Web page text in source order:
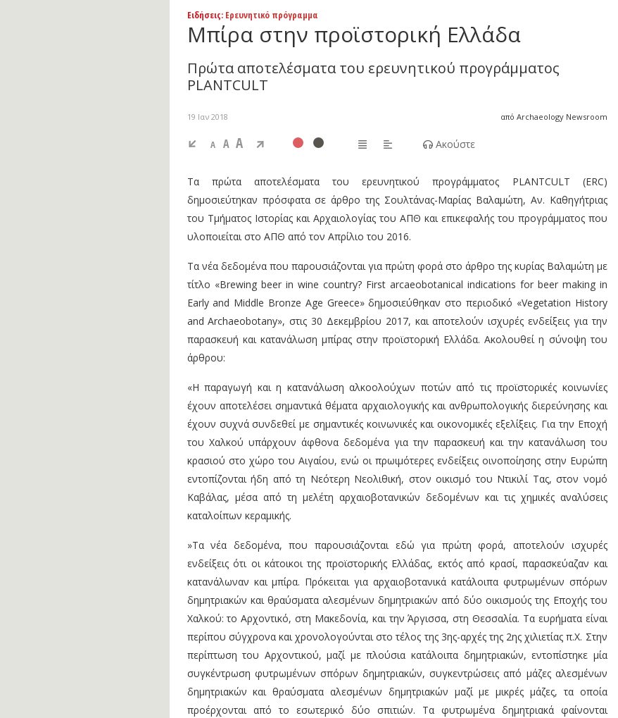
Ειδήσεις: Ερευνητικό πρόγραμμα
Μπίρα στην προϊστορική Ελλάδα
Πρώτα αποτελέσματα του ερευνητικού προγράμματος
PLANTCULT
19 Ιαν 2018 από Archaeology Newsroom
A A A Ακούστε
Τα πρώτα αποτελέσματα του ερευνητικού προγράμματος PLANTCULT (ERC)
δημοσιεύτηκαν πρόσφατα σε άρθρο της Σουλτάνας-Μαρίας Βαλαμώτη, Αν. Καθηγήτριας
του Τμήματος Ιστορίας και Αρχαιολογίας του ΑΠΘ και επικεφαλής του προγράμματος που
υλοποιείται στο ΑΠΘ από τον Απρίλιο του 2016.
Τα νέα δεδομένα που παρουσιάζονται για πρώτη φορά στο άρθρο της κυρίας Βαλαμώτη με
τίτλο «Brewing beer in wine country? First arcaeobotanical indications for beer making in
Early and Middle Bronze Age Greece» δημοσιεύθηκαν στο περιοδικό «Vegetation History
and Archaeobotany», στις 30 Δεκεμβρίου 2017, και αποτελούν ισχυρές ενδείξεις για την
παρασκευή και κατανάλωση μπίρας στην προϊστορική Ελλάδα. Ακολουθεί η σύνοψη του
άρθρου:
«Η παραγωγή και η κατανάλωση αλκοολούχων ποτών από τις προϊστορικές κοινωνίες
έχουν αποτελέσει σημαντικά θέματα αρχαιολογικής και ανθρωπολογικής διερεύνησης και
έχουν συχνά συνδεθεί με σημαντικές κοινωνικές και οικονομικές εξελίξεις. Για την Εποχή
του Χαλκού υπάρχουν άφθονα δεδομένα για την παρασκευή και την κατανάλωση του
κρασιού στο χώρο του Αιγαίου, ενώ οι πρωιμότερες ενδείξεις οινοποίησης στην Ευρώπη
εντοπίζονται ήδη από τη Νεότερη Νεολιθική, στον οικισμό του Ντικιλί Τας, στον νομό
Καβάλας, μέσα από τη μελέτη αρχαιοβοτανικών δεδομένων και τις χημικές αναλύσεις
καταλοίπων κεραμικής.
»Τα νέα δεδομένα, που παρουσιάζονται εδώ για πρώτη φορά, αποτελούν ισχυρές
ενδείξεις ότι οι κάτοικοι της προϊστορικής Ελλάδας, εκτός από κρασί, παρασκεύαζαν και
κατανάλωναν και μπίρα. Πρόκειται για αρχαιοβοτανικά κατάλοιπα φυτρωμένων σπόρων
δημητριακών και θραύσματα αλεσμένων δημητριακών από δύο οικισμούς της Εποχής του
Χαλκού: το Αρχοντικό, στη Μακεδονία, και την Άργισσα, στη Θεσσαλία. Τα ευρήματα είναι
περίπου σύγχρονα και χρονολογούνται στο τέλος της 3ης-αρχές της 2ης χιλιετίας π.Χ. Στην
περίπτωση του Αρχοντικού, μαζί με πλούσια κατάλοιπα δημητριακών, εντοπίστηκε μία
συγκέντρωση φυτρωμένων σπόρων δημητριακών, συγκεντρώσεις από μάζες αλεσμένων
δημητριακών και θραύσματα αλεσμένων δημητριακών μαζί με μικρές μάζες, τα οποία
προέρχονται από το εσωτερικό δύο σπιτιών. Τα φυτρωμένα δημητριακά φαίνονται